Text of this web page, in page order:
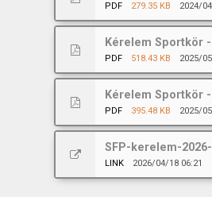
PDF 279.35 KB 2024/
Kérelem Sportkör
PDF 518.43 KB 2025/
Kérelem Sportkör
PDF 395.48 KB 2025/
SFP-kerelem-
LINK 2026/04/18 06:21